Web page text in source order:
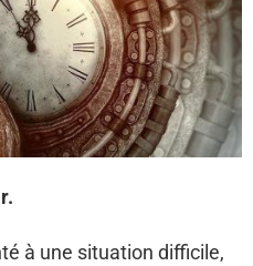
à une situation difficile,